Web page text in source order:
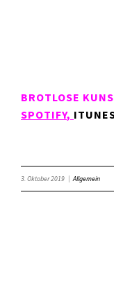
BROTLOSE
SPOTIFY,
3. Oktober 2019 Allgemein